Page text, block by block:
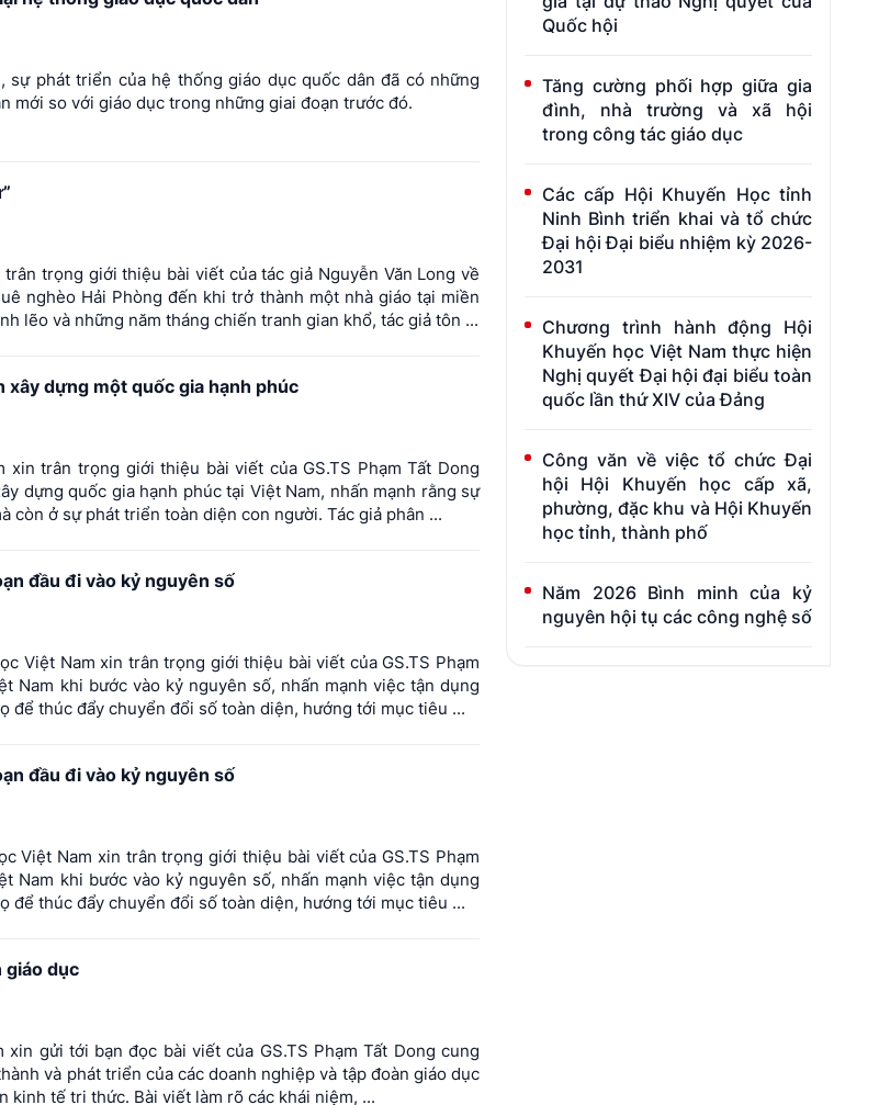
phát triển của hệ thống giáo dục quốc dân đã có những
mới so với giáo dục trong những giai đoạn trước đó.
trọng giới thiệu bài viết của tác giả Nguyễn Văn Long về
nghèo Hải Phòng đến khi trở thành một nhà giáo tại miền
lẽo và những năm tháng chiến tranh gian khổ, tác giả tôn ...
xây dựng một quốc gia hạnh phúc
trân trọng giới thiệu bài viết của GS.TS Phạm Tất Dong
dựng quốc gia hạnh phúc tại Việt Nam, nhấn mạnh rằng sự
còn ở sự phát triển toàn diện con người. Tác giả phân ...
đầu đi vào kỷ nguyên số
Việt Nam xin trân trọng giới thiệu bài viết của GS.TS Phạm
Nam khi bước vào kỷ nguyên số, nhấn mạnh việc tận dụng
để thúc đẩy chuyển đổi số toàn diện, hướng tới mục tiêu ...
đầu đi vào kỷ nguyên số
Việt Nam xin trân trọng giới thiệu bài viết của GS.TS Phạm
Nam khi bước vào kỷ nguyên số, nhấn mạnh việc tận dụng
để thúc đẩy chuyển đổi số toàn diện, hướng tới mục tiêu ...
giáo dục
gửi tới bạn đọc bài viết của GS.TS Phạm Tất Dong cung
và phát triển của các doanh nghiệp và tập đoàn giáo dục
kinh tế tri thức. Bài viết làm rõ các khái niệm, ...
Quốc hội
Tăng cường phối hợp giữa gia
đình, nhà trường và xã hội
trong công tác giáo dục
Các cấp Hội Khuyến Học tỉnh
Ninh Bình triển khai và tổ chức
Đại hội Đại biểu nhiệm kỳ 2026-
2031
Chương trình hành động Hội
Khuyến học Việt Nam thực hiện
Nghị quyết Đại hội đại biểu toàn
quốc lần thứ XIV của Đảng
Công văn về việc tổ chức Đại
hội Hội Khuyến học cấp xã,
phường, đặc khu và Hội Khuyến
học tỉnh, thành phố
Năm 2026 Bình minh của kỷ
nguyên hội tụ các công nghệ số